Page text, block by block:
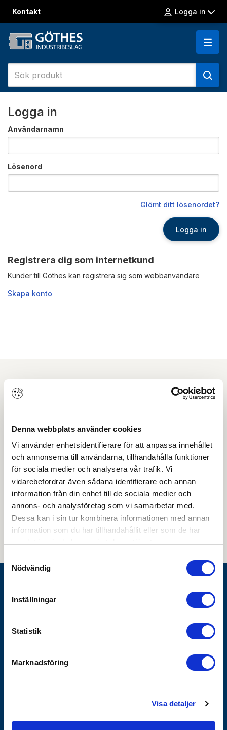
Denna webbplats använder cookies
Vi använder enhetsidentifierare för att anpassa innehållet
och annonserna till användarna, tillhandahålla funktioner
för sociala medier och analysera vår trafik. Vi
vidarebefordrar även sådana identifierare och annan
information från din enhet till de sociala medier och
annons- och analysföretag som vi samarbetar med.
Dessa kan i sin tur kombinera informationen med annan
information som du har tillhandahållit eller som de har
Nödvändig
Inställningar
Statistik
Marknadsföring
Visa detaljer
Kontakt Logga in
Logga in
Användarnamn
Lösenord
Glömt ditt lösenordet?
Logga in
Registrera dig som internetkund
Kunder till Göthes kan registrera sig som webbanvändare
Skapa konto
Nyhetsbrev
Prenumerera på vårt nyhetsbrev och få tips,
guider och senaste nytt direkt i din inkorg.
nyhetsbrev så accepterar du innehållet i vårintegritetspolicy. Du kan hitta
tidigare nyhetsbrev
Box 1928
Falun